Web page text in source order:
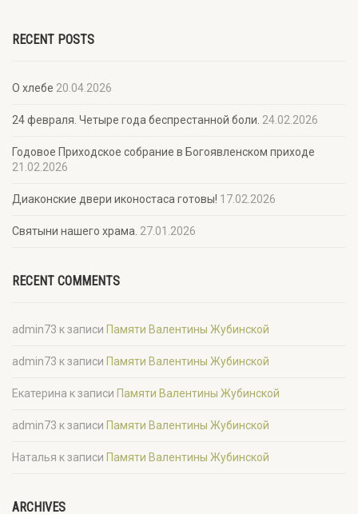
RECENT POSTS
О хлебе 20.04.2026
24 февраля. Четыре года беспрестанной боли. 24.02.2026
Годовое Приходское собрание в Богоявленском приходе
21.02.2026
Диаконские двери иконостаса готовы! 17.02.2026
Святыни нашего храма. 27.01.2026
RECENT COMMENTS
admin73 к записи Памяти Валентины Жубинской
admin73 к записи Памяти Валентины Жубинской
Екатерина к записи Памяти Валентины Жубинской
admin73 к записи Памяти Валентины Жубинской
Наталья к записи Памяти Валентины Жубинской
ARCHIVES